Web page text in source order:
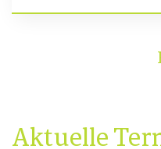
Aktuelle